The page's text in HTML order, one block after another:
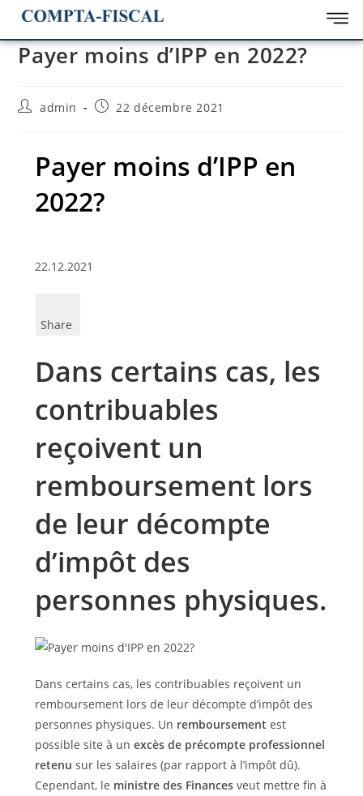
Payer moins d’IPP en 2022?
admin 22 décembre 2021
Payer moins d’IPP en
2022?
22.12.2021
Share
Dans certains cas, les
contribuables
reçoivent un
remboursement lors
de leur décompte
d’impôt des
personnes physiques.
Dans certains cas, les contribuables reçoivent un
remboursement lors de leur décompte d’impôt des
personnes physiques. Un remboursement est
possible site à un excès de précompte professionnel
retenu sur les salaires (par rapport à l’impôt dû).
Cependant, le ministre des Financesveut mettre fin à